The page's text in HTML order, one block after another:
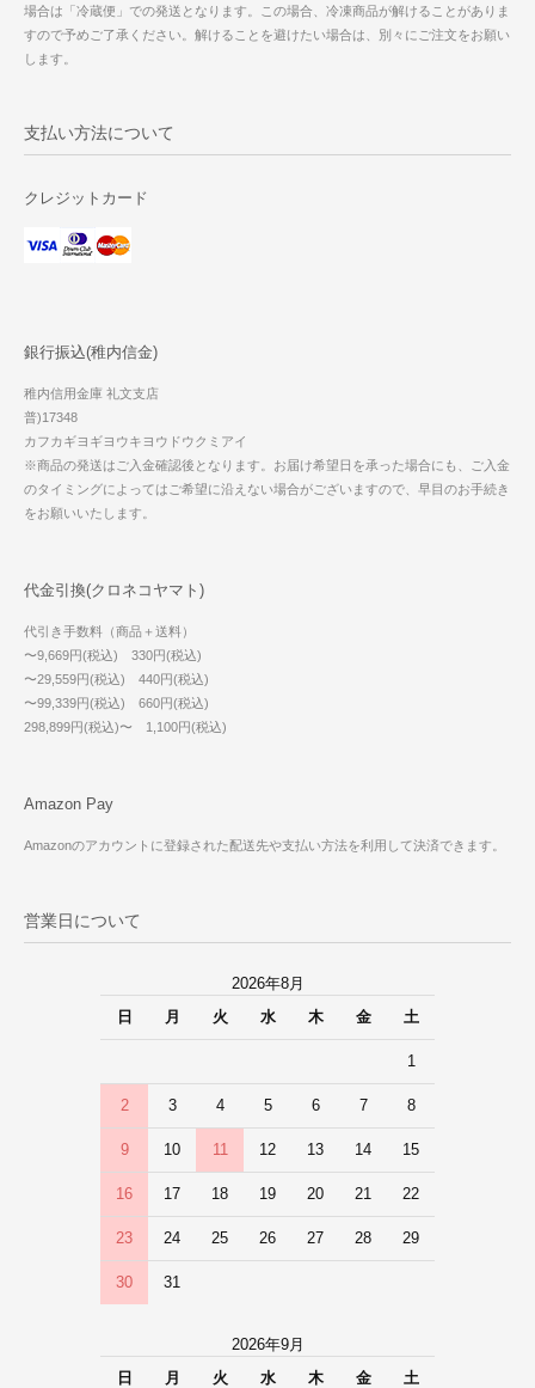
場合は「冷蔵便」での発送となります。この場合、冷凍商品が解けることがありま
すので予めご了承ください。解けることを避けたい場合は、別々にご注文をお願い
します。
支払い方法について
クレジットカード
銀行振込(稚内信金)
稚内信用金庫 礼文支店
普)17348
カフカギヨギヨウキヨウドウクミアイ
※商品の発送はご入金確認後となります。お届け希望日を承った場合にも、ご入金
のタイミングによってはご希望に沿えない場合がございますので、早目のお手続き
をお願いいたします。
代金引換(クロネコヤマト)
代引き手数料（商品＋送料）
〜9,669円(税込) 330円(税込)
〜29,559円(税込) 440円(税込)
〜99,339円(税込) 660円(税込)
298,899円(税込)〜 1,100円(税込)
Amazon Pay
Amazonのアカウントに登録された配送先や支払い方法を利用して決済できます。
営業日について
2026年8月
日
月 火 水 木 金 土
1
2 3 4 5 6 7 8
9 10 11 12 13 14 15
16 17 18 19 20 21 22
23 24 25 26 27 28 29
30 31
2026年9月
日
月 火 水 木 金 土